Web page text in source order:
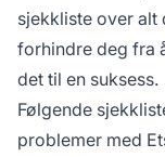
sjekkliste over alt
forhindre deg fra
det til en suksess.
Følgende
problemer med